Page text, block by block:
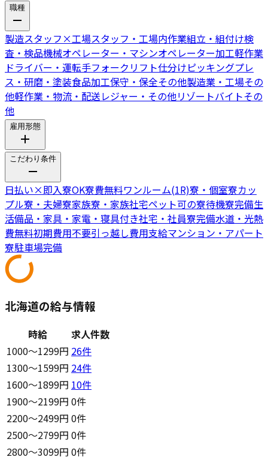
職種
製造スタッフ ×工場スタッフ・工場内作業組立・組付け検
査・検品機械オペレーター・マシンオペレーター加工軽作業
ドライバー・運転手フォークリフト仕分けピッキングプレ
ス・研磨・塗装食品加工保守・保全その他製造業・工場その
他軽作業・物流・配送レジャー・その他リゾートバイトその
他
雇用形態
こだわり条件
日払い×即入寮OK寮費無料ワンルーム(1R)寮・個室寮カッ
プル寮・夫婦寮家族寮・家族社宅ペット可の寮待機寮完備生
活備品・家具・家電・寝具付き社宅・社員寮完備水道・光熱
費無料初期費用不要引っ越し費用支給マンション・アパート
寮駐車場完備
北海道の給与情報
時給
求人件数
1000〜1299円 26件
1300〜1599円 24件
1600〜1899円 10件
1900〜2199円 0件
2200〜2499円 0件
2500〜2799円 0件
2800〜3099円 0件